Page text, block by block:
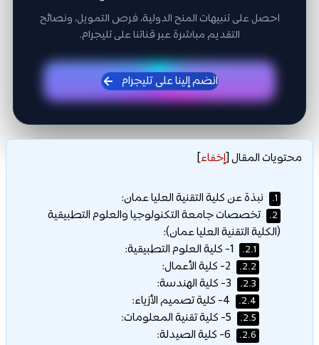
احصل على تنبيهات المنح الدولية، فرص التمويل، ونصائح
التقديم مباشرة عبر قناتنا على تليجرام.
انضم إلينا على تليجرام
محتويات المقال[إخفاء]
1. نبذة عن كلية التقنية العليا عمان:
2.
تخصصات جامعة التكنولوجيا والعلوم التطبيقية
(الكلية التقنية العليا عمان):
2.1.
2.2.
2.3.
2.4.
2.5.
2.6.